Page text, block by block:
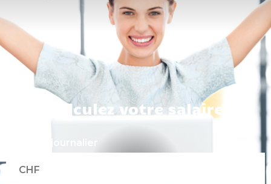
Calculez votre salaire